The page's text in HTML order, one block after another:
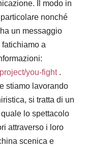
Il modo in
nonché
un messaggio
a
you-fight.
stiamo lavorando
si tratta di un
lo spettacolo
attraverso i loro
scenica e